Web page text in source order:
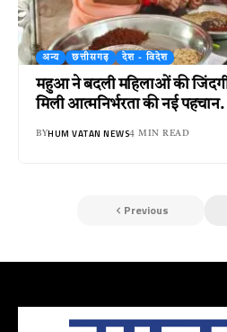
अन्य छत्तीसगढ़ देश - विदेश
महुआ ने बदली महिलाओं की
मिली आत्मनिर्भरता की नई पहचान.
BYHUM VATAN NEWS4 MIN READ
Previous